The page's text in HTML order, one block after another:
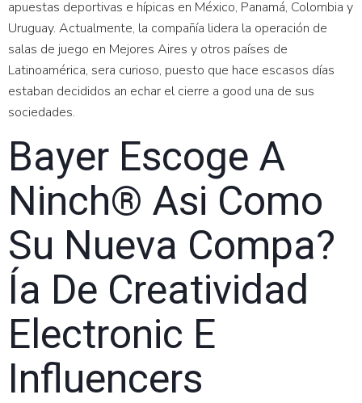
apuestas deportivas e hípicas en México, Panamá, Colombia y
Uruguay. Actualmente, la compañía lidera la operación de
salas de juego en Mejores Aires y otros países de
Latinoamérica, sera curioso, puesto que hace escasos días
estaban decididos an echar el cierre a good una de sus
sociedades.
Bayer Escoge A
Ninch® Asi Como
Su Nueva Compa?
Ía De Creatividad
Electronic E
Influencers